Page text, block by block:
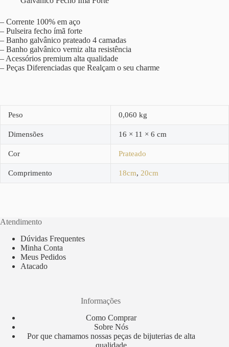
– Corrente 100% em aço
– Pulseira fecho ímã forte
– Banho galvânico prateado 4 camadas
– Banho galvânico verniz alta resistência
– Acessórios premium alta qualidade
– Peças Diferenciadas que Realçam o seu charme
Peso 0,060 kg
Dimensões 16 × 11 × 6 cm
Cor Prateado
Comprimento 18cm, 20cm
Atendimento
Dúvidas Frequentes
Minha Conta
Meus Pedidos
Atacado
Informações
Como Comprar
Sobre Nós
Por que chamamos nossas peças de bijuterias de alta
qualidade